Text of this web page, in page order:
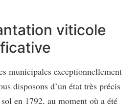
viticole
municipales exceptionnellement
disposons d’un état très précis
en 1792, au moment où a été